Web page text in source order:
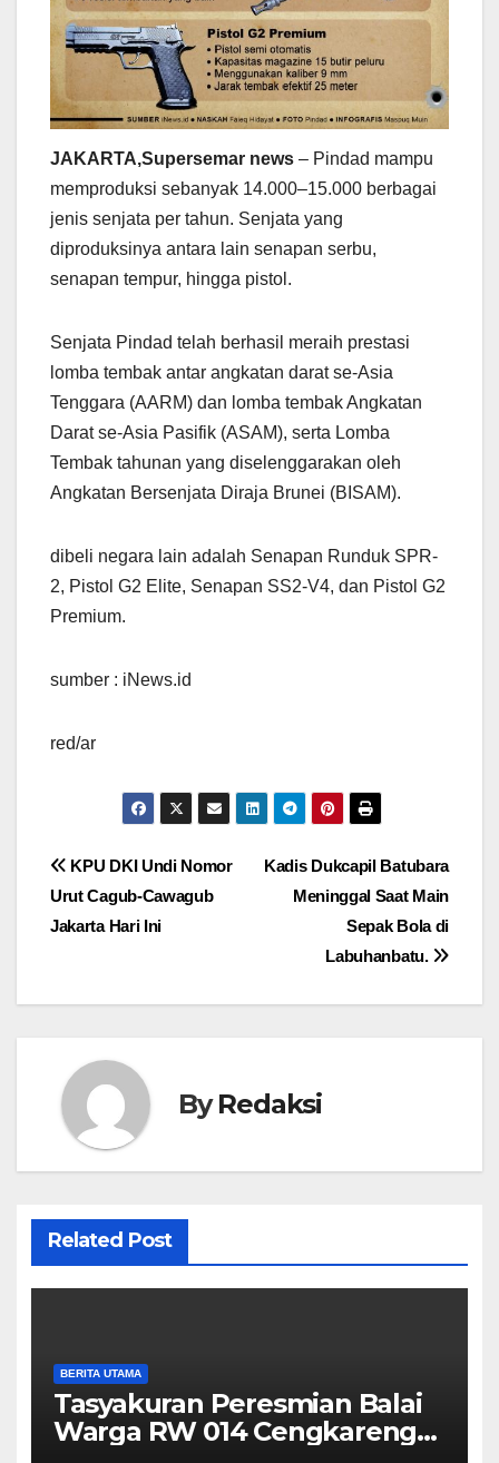
JAKARTA,Supersemar news – Pindad mampu
memproduksi sebanyak 14.000–15.000 berbagai
jenis senjata per tahun. Senjata yang
diproduksinya antara lain senapan serbu,
senapan tempur, hingga pistol.
Senjata Pindad telah berhasil meraih prestasi
lomba tembak antar angkatan darat se-Asia
Tenggara (AARM) dan lomba tembak Angkatan
Darat se-Asia Pasifik (ASAM), serta Lomba
Tembak tahunan yang diselenggarakan oleh
Angkatan Bersenjata Diraja Brunei (BISAM).
dibeli negara lain adalah Senapan Runduk SPR-
2, Pistol G2 Elite, Senapan SS2-V4, dan Pistol G2
Premium.
sumber : iNews.id
red/ar
Navigasi
pos
Kadis Dukcapil Batubara
Meninggal Saat Main
Sepak Bola di
Labuhanbatu.
KPU DKI Undi Nomor
Urut Cagub-Cawagub
Jakarta Hari Ini
ByRedaksi
Related Post
BERITA UTAMA
Tasyakuran Peresmian Balai
Warga RW 014 Cengkareng